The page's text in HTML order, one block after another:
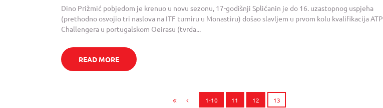
Dino Prižmić pobjedom je krenuo u novu sezonu, 17-godišnji Splićanin je do 16. uzastopnog uspjeha
(prethodno osvojio tri naslova na ITF turniru u Monastiru) došao slavljem u prvom kolu kvalifikacija ATP
Challengera u portugalskom Oeirasu (tvrda...
READ MORE
1-10 11 12 13